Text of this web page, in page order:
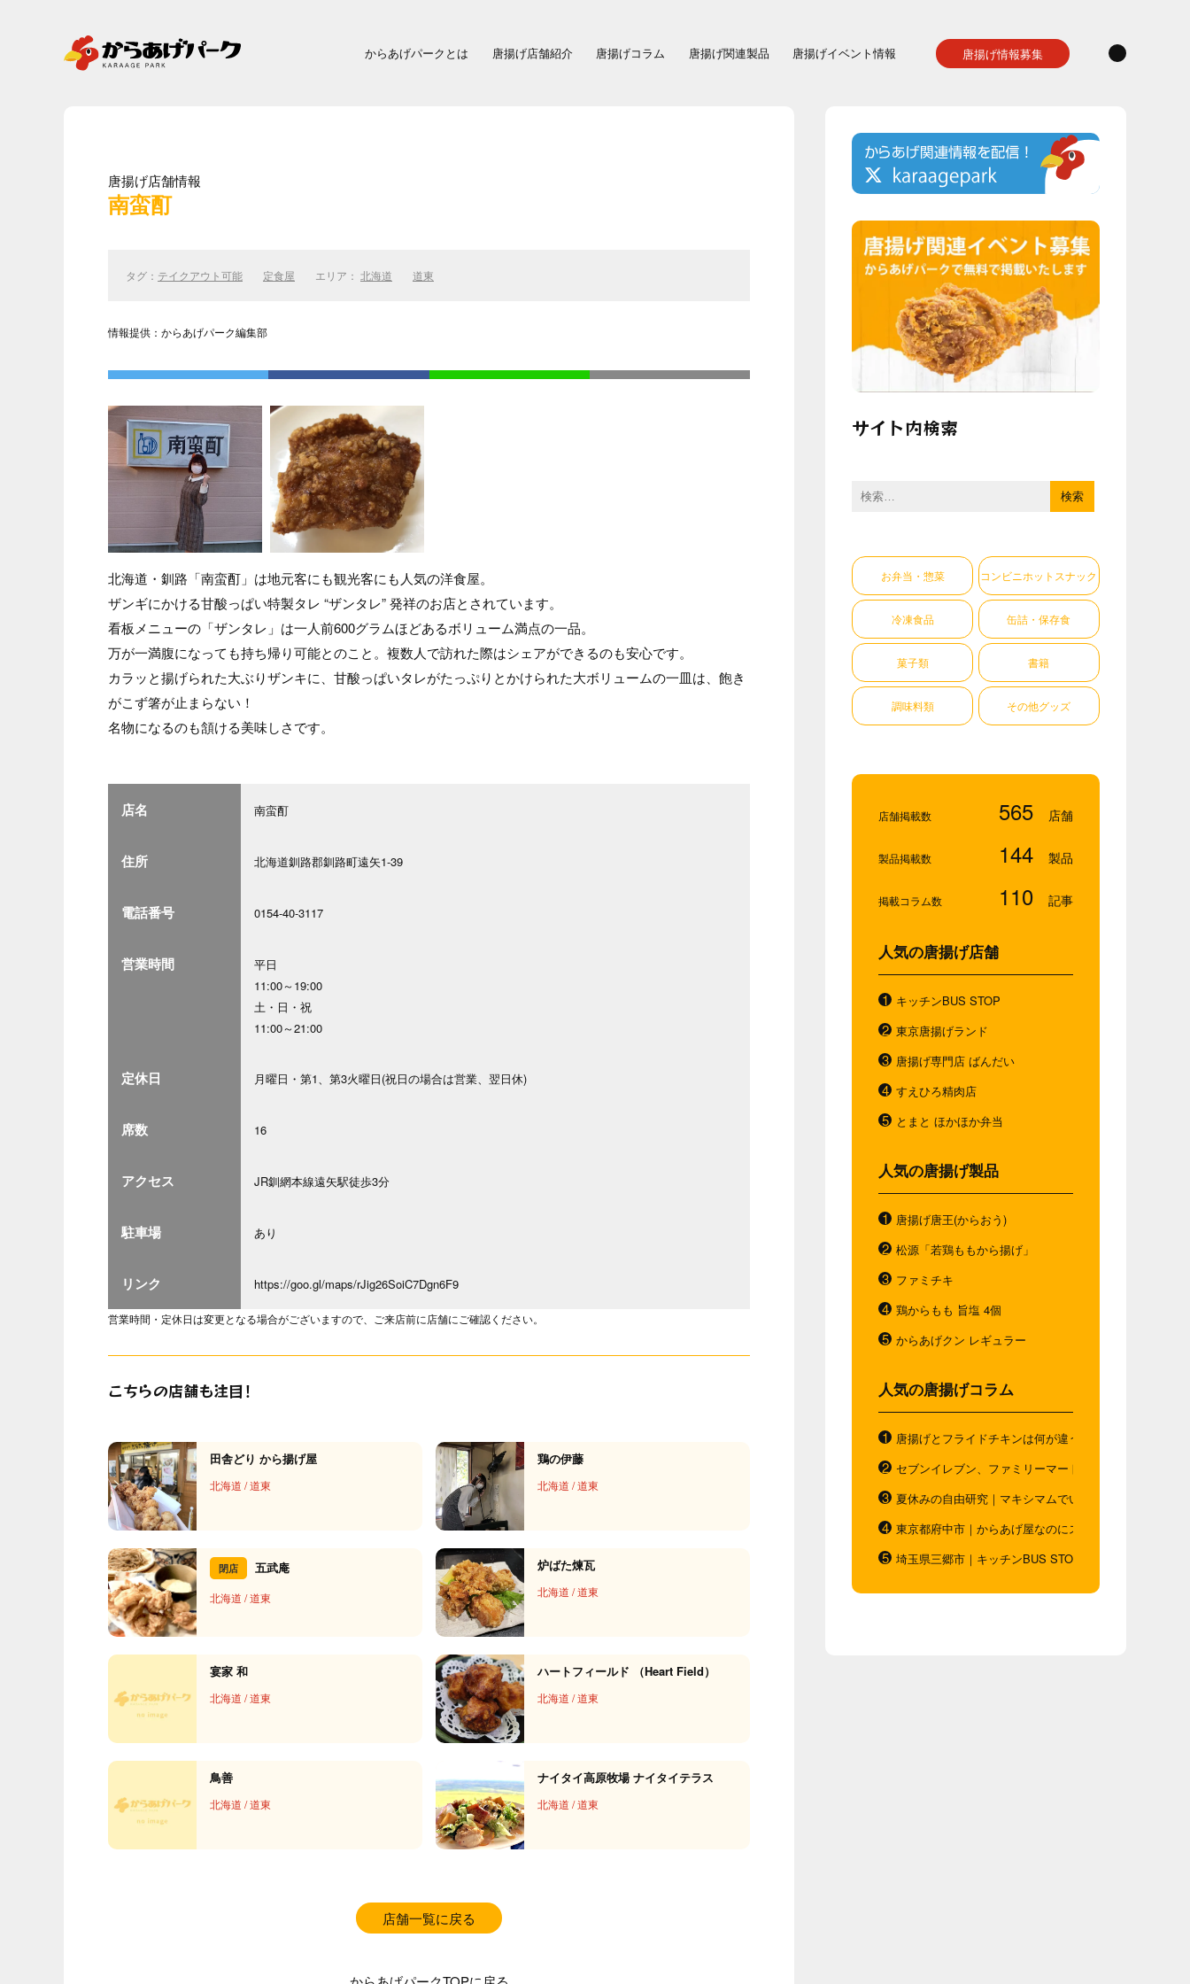
からあげパークとは 唐揚げ店舗紹介 唐揚げコラム 唐揚げ関連製品 唐揚げイベント情報 唐揚げ情報募集
唐揚げ店舗情報
南蛮酊
タグ： テイクアウト可能 定食屋 エリア： 北海道 道東
情報提供：からあげパーク編集部
北海道・釧路「南蛮酊」は地元客にも観光客にも人気の洋食屋。
ザンギにかける甘酸っぱい特製タレ “ザンタレ” 発祥のお店とされています。
看板メニューの「ザンタレ」は一人前600グラムほどあるボリューム満点の一品。
万が一満腹になっても持ち帰り可能とのこと。複数人で訪れた際はシェアができるのも安心です。
カラッと揚げられた大ぶりザンキに、甘酸っぱいタレがたっぷりとかけられた大ボリュームの一皿は、飽き
がこず箸が止まらない！
名物になるのも頷ける美味しさです。
店名 南蛮酊
住所 北海道釧路郡釧路町遠矢1-39
電話番号 0154-40-3117
営業時間
平日
11:00～19:00
土・日・祝
11:00～21:00
定休日 月曜日・第1、第3火曜日(祝日の場合は営業、翌日休)
席数 16
アクセス JR釧網本線遠矢駅徒歩3分
駐車場 あり
リンク https://goo.gl/maps/rJig26SoiC7Dgn6F9
営業時間・定休日は変更となる場合がございますので、ご来店前に店舗にご確認ください。
こちらの店舗も注目！
田舎どり から揚げ屋
北海道 /道東
鶏の伊藤
北海道 /道東
閉店 五武庵
北海道 /道東
炉ばた煉瓦
北海道 /道東
宴家 和
北海道 /道東
ハートフィールド （Heart Field）
北海道 /道東
鳥善
北海道 /道東
ナイタイ高原牧場 ナイタイテラス
北海道 /道東
店舗一覧に戻る
サイト内検索
検
お弁当・惣菜 コンビニホットスナック
冷凍食品 缶詰・保存食
菓子類 書籍
調味料類 その他グッズ
店舗掲載数 565
製品掲載数 144
掲載コラム数 110
人気の唐揚げ店舗
キッチンBUS STOP
東京唐揚げランド
唐揚げ専門店 ばんだい
すえひろ精肉店
とまと ほかほか弁当
人気の唐揚げ製品
唐揚げ唐王(からおう)
松源「若鶏ももから揚げ」
ファミチキ
鶏からもも 旨塩 4個
からあげクン レギュラー
人気の唐揚げコラム
唐揚げとフライドチキンは何が違う？唐揚げと"唐揚げ
セブンイレブン、ファミリーマート、ローソン。コン
夏休みの自由研究｜マキシマムでいつもと違う唐揚げを
東京都府中市｜からあげ屋なのにスムージー｜ダシベ
埼玉県三郷市｜キッチンBUS STOP｜お弁当の概念を